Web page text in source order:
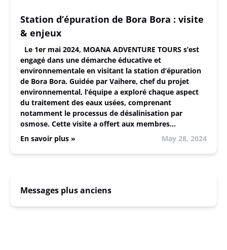
Station d’épuration de Bora Bora : visite
& enjeux
Le 1er mai 2024, MOANA ADVENTURE TOURS s’est
engagé dans une démarche éducative et
environnementale en visitant la station d’épuration
de Bora Bora. Guidée par Vaihere, chef du projet
environnemental, l’équipe a exploré chaque aspect
du traitement des eaux usées, comprenant
notamment le processus de désalinisation par
osmose. Cette visite a offert aux membres…
En savoir plus »
May 28, 2024
Messages plus anciens